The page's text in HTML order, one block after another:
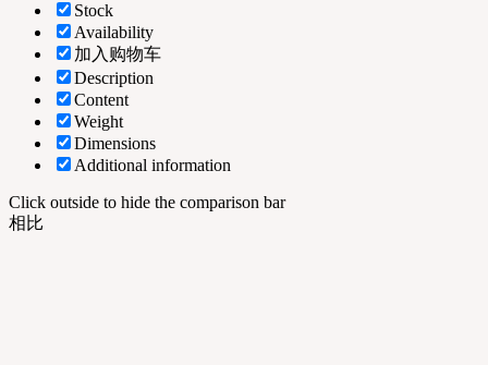
Stock
Availability
加入购物车
Description
Content
Weight
Dimensions
Additional information
Click outside to hide the comparison bar
相比